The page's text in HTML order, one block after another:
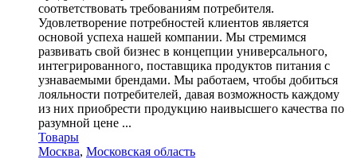
соответствовать требованиям потребителя.
Удовлетворение потребностей клиентов является
основой успеха нашей компании. Мы стремимся
развивать свой бизнес в концепции универсального,
интегрированного, поставщика продуктов питания с
узнаваемыми брендами. Мы работаем, чтобы добиться
лояльности потребителей, давая возможность каждому
из них приобрести продукцию наивысшего качества по
разумной цене ...
Товары
Москва, Московская область